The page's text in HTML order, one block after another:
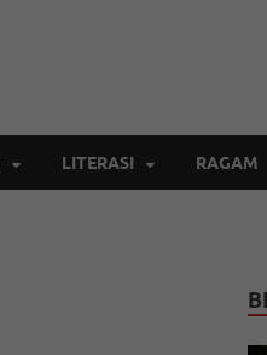
LITERASI RAGAM